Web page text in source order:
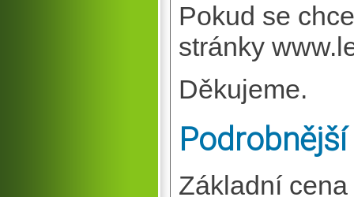
Pokud se
stránky
Děkujeme.
Základní